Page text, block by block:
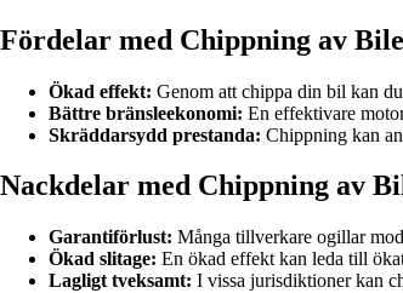
Fördelar med Chippning av
Ökad effekt: Genom att chippa din bil kan
Bättre bränsleekonomi: En effektivare
Skräddarsydd prestanda: Chippning kan
Nackdelar med Chippning av
Garantiförlust: Många tillverkare ogillar
Ökad slitage: En ökad effekt kan leda till
Lagligt tveksamt: I vissa jurisdiktioner kan